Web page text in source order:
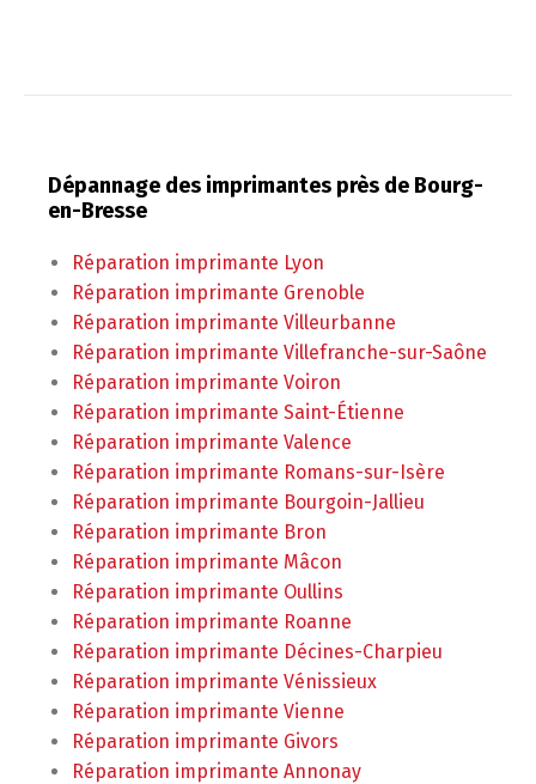
Dépannage des imprimantes près de Bourg-
en-Bresse
Réparation imprimante Lyon
Réparation imprimante Grenoble
Réparation imprimante Villeurbanne
Réparation imprimante Villefranche-sur-Saône
Réparation imprimante Voiron
Réparation imprimante Saint-Étienne
Réparation imprimante Valence
Réparation imprimante Romans-sur-Isère
Réparation imprimante Bourgoin-Jallieu
Réparation imprimante Bron
Réparation imprimante Mâcon
Réparation imprimante Oullins
Réparation imprimante Roanne
Réparation imprimante Décines-Charpieu
Réparation imprimante Vénissieux
Réparation imprimante Vienne
Réparation imprimante Givors
Réparation imprimante Annonay